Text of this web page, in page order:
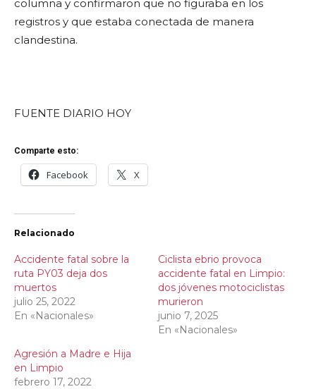
columna y confirmaron que no figuraba en los
registros y que estaba conectada de manera
clandestina.
FUENTE DIARIO HOY
Comparte esto:
Facebook X
Relacionado
Accidente fatal sobre la
ruta PY03 deja dos
muertos
julio 25, 2022
En «Nacionales»
Ciclista ebrio provoca
accidente fatal en Limpio:
dos jóvenes motociclistas
murieron
junio 7, 2025
En «Nacionales»
Agresión a Madre e Hija
en Limpio
febrero 17, 2022